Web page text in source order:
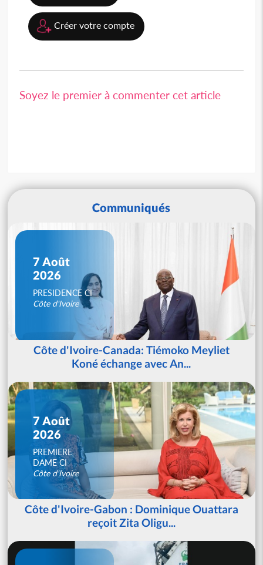
Créer votre compte
Soyez le premier à commenter cet article
Communiqués
7 Août
2026
PRESIDENCE CI
Côte d'Ivoire
Côte d'Ivoire-Canada: Tiémoko Meyliet
Koné échange avec An...
7 Août
2026
PREMIERE
DAME CI
Côte d'Ivoire
Côte d'Ivoire-Gabon : Dominique Ouattara
reçoit Zita Oligu...